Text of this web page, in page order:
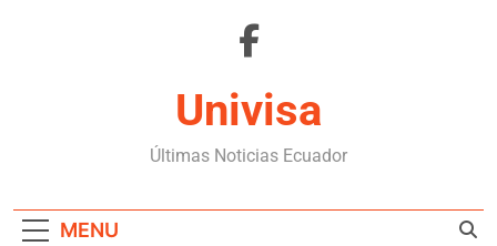
Univisa
Últimas Noticias Ecuador
MENU